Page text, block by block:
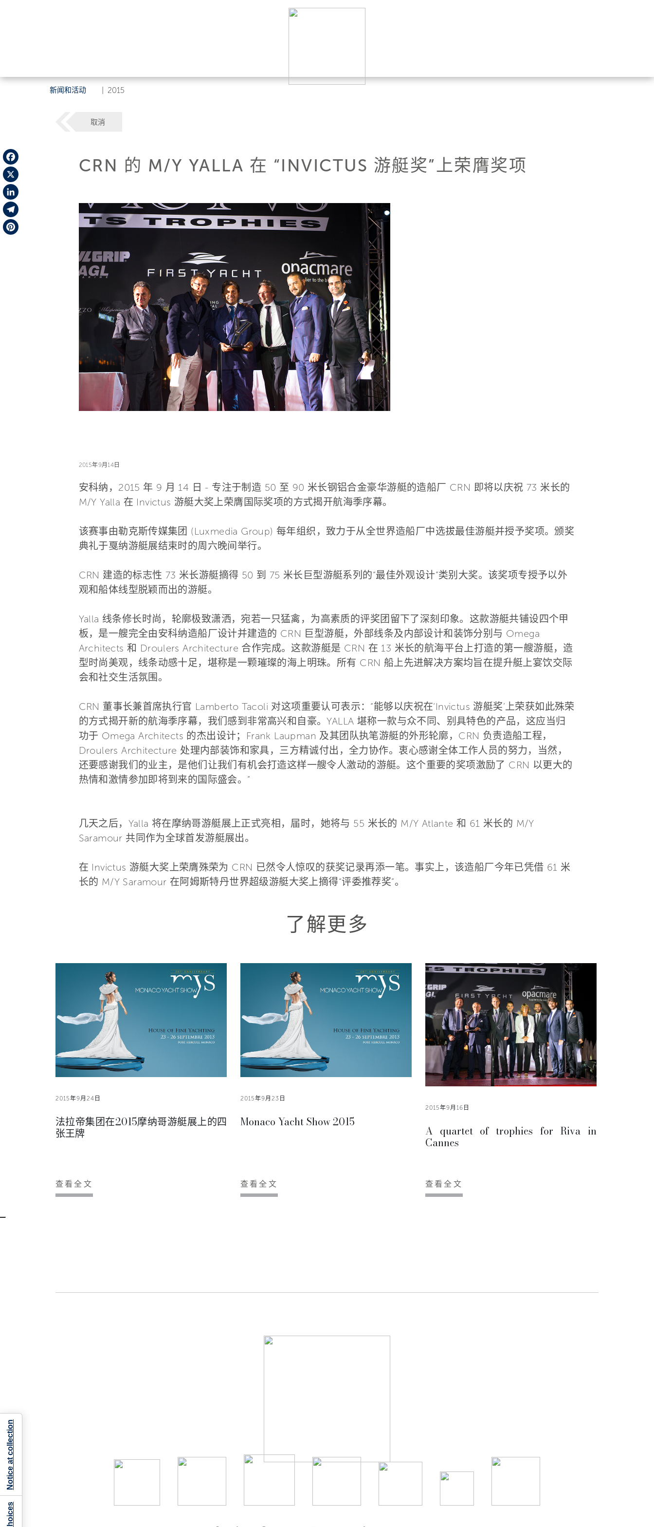
新闻和活动 2015
Facebook
X
LinkedIn
Telegram
取消
CRN 的 M/Y YALLA 在 “INVICTUS 游艇奖”上荣膺奖项
2015年9月14日
安科纳，2015 年 9 月 14 日 - 专注于制造 50 至 90 米长钢铝合金豪华游艇的造船厂 CRN 即将以庆祝 73 米长的
M/Y Yalla 在 Invictus 游艇大奖上荣膺国际奖项的方式揭开航海季序幕。
该赛事由勒克斯传媒集团 (Luxmedia Group) 每年组织，致力于从全世界造船厂中选拔最佳游艇并授予奖项。颁奖
典礼于戛纳游艇展结束时的周六晚间举行。
CRN 建造的标志性 73 米长游艇摘得 50 到 75 米长巨型游艇系列的“最佳外观设计”类别大奖。该奖项专授予以外
观和船体线型脱颖而出的游艇。
Yalla 线条修长时尚，轮廓极致潇洒，宛若一只猛禽，为高素质的评奖团留下了深刻印象。这款游艇共铺设四个甲
板，是一艘完全由安科纳造船厂设计并建造的 CRN 巨型游艇，外部线条及内部设计和装饰分别与 Omega
Architects 和 Droulers Architecture 合作完成。这款游艇是 CRN 在 13 米长的航海平台上打造的第一艘游艇，造
型时尚美观，线条动感十足，堪称是一颗璀璨的海上明珠。所有 CRN 船上先进解决方案均旨在提升艇上宴饮交际
会和社交生活氛围。
CRN 董事长兼首席执行官 Lamberto Tacoli 对这项重要认可表示：“能够以庆祝在‘Invictus 游艇奖’上荣获如此殊荣
的方式揭开新的航海季序幕，我们感到非常高兴和自豪。YALLA 堪称一款与众不同、别具特色的产品，这应当归
功于 Omega Architects 的杰出设计；Frank Laupman 及其团队执笔游艇的外形轮廓，CRN 负责造船工程，
Droulers Architecture 处理内部装饰和家具，三方精诚付出，全力协作。衷心感谢全体工作人员的努力，当然，
还要感谢我们的业主，是他们让我们有机会打造这样一艘令人激动的游艇。这个重要的奖项激励了 CRN 以更大的
热情和激情参加即将到来的国际盛会。”
几天之后，Yalla 将在摩纳哥游艇展上正式亮相，届时，她将与 55 米长的 M/Y Atlante 和 61 米长的 M/Y
Saramour 共同作为全球首发游艇展出。
在 Invictus 游艇大奖上荣膺殊荣为 CRN 已然令人惊叹的获奖记录再添一笔。事实上，该造船厂今年已凭借 61 米
长的 M/Y Saramour 在阿姆斯特丹世界超级游艇大奖上摘得“评委推荐奖”。
了解更多
2015年9月24日
法拉帝集团在2015摩纳哥游艇展上的四
张王牌
查看全文
2015年9月23日
Monaco Yacht Show 2015
查看全文
2015年9月16日
A quartet of trophies for Riva in
Cannes
查看全文
Notice at collection